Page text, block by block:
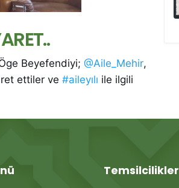
Beyefendiyi; @Aile_Mehir,
ettiler ve #aileyılı ile ilgili
Temsilcilikler